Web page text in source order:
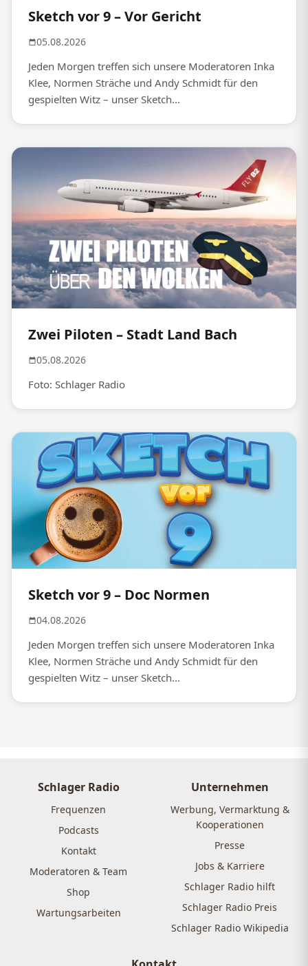
Sketch vor 9 – Vor Gericht
05.08.2026
Jeden Morgen treffen sich unsere Moderatoren Inka
Klee, Normen Sträche und Andy Schmidt für den
gespielten Witz – unser Sketch...
Zwei Piloten – Stadt Land Bach
05.08.2026
Foto: Schlager Radio
Sketch vor 9 – Doc Normen
04.08.2026
Jeden Morgen treffen sich unsere Moderatoren Inka
Klee, Normen Sträche und Andy Schmidt für den
gespielten Witz – unser Sketch...
Schlager Radio
Frequenzen
Podcasts
Kontakt
Moderatoren & Team
Shop
Wartungsarbeiten
Unternehmen
Werbung, Vermarktung &
Kooperationen
Presse
Jobs & Karriere
Schlager Radio hilft
Schlager Radio Preis
Schlager Radio Wikipedia